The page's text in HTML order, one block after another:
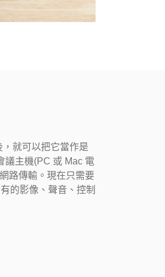
就可以把它當作是
議主機(PC 或 Mac 電
路傳輸。現在只需要
的影像、聲音、控制